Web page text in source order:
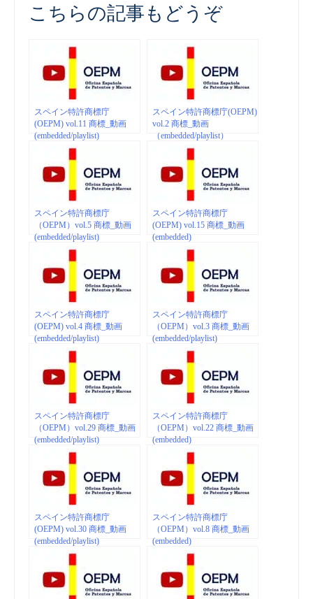
こちらの記事もどうぞ
スペイン特許商標庁
(OEPM) vol.11 商標_動画
(embedded/playlist)
スペイン特許商標庁(OEPM)
vol.2 商標_動画
（embedded/playlist）
スペイン特許商標庁
（OEPM）vol.5 商標_動画
(embedded/playlist)
スペイン特許商標庁
(OEPM) vol.15 商標_動画
(embedded)
スペイン特許商標庁
(OEPM) vol.4 商標_動画
(embedded/playlist)
スペイン特許商標庁
（OEPM）vol.3 商標_動画
(embedded/playlist)
スペイン特許商標庁
（OEPM）vol.29 商標_動画
(embedded/playlist)
スペイン特許商標庁
（OEPM）vol.22 商標_動画
(embedded)
スペイン特許商標庁
(OEPM) vol.30 商標_動画
(embedded/playlist)
スペイン特許商標庁
（OEPM）vol.8 商標_動画
(embedded)